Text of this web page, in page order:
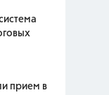
прием в